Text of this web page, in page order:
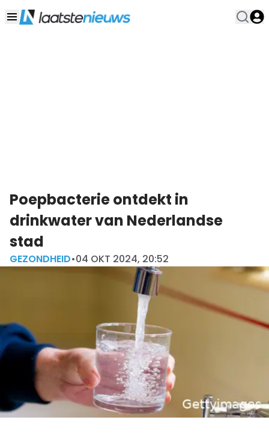
Poepbacterie ontdekt in
drinkwater van Nederlandse
stad
GEZONDHEID•04 OKT 2024, 20:52